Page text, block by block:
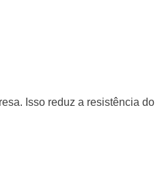
Isso reduz a resistência do